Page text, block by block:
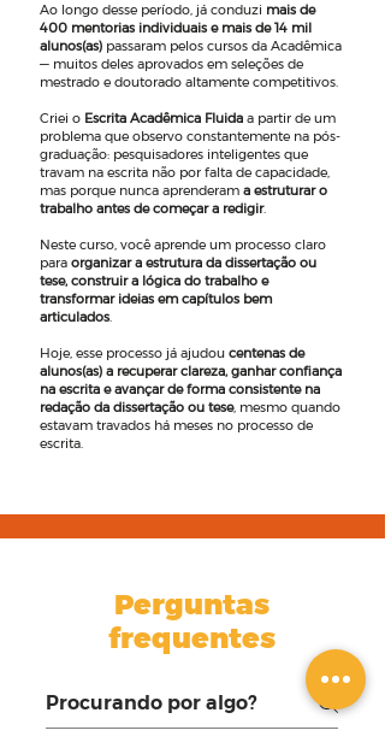
Ao longo desse período, já conduzi mais de
400 mentorias individuais e mais de 14 mil
alunos(as) passaram pelos cursos da Acadêmica
— muitos deles aprovados em seleções de
mestrado e doutorado altamente competitivos.
Criei o Escrita Acadêmica Fluida a partir de um
problema que observo constantemente na pós-
graduação: pesquisadores inteligentes que
travam na escrita não por falta de capacidade,
mas porque nunca aprenderam a estruturar o
trabalho antes de começar a redigir.
Neste curso, você aprende um processo claro
para organizar a estrutura da dissertação ou
tese, construir a lógica do trabalho e
transformar ideias em capítulos bem
articulados.
Hoje, esse processo já ajudou centenas de
alunos(as) a recuperar clareza, ganhar confiança
na escrita e avançar de forma consistente na
redação da dissertação ou tese, mesmo quando
estavam travados há meses no processo de
escrita.
Perguntas
frequentes